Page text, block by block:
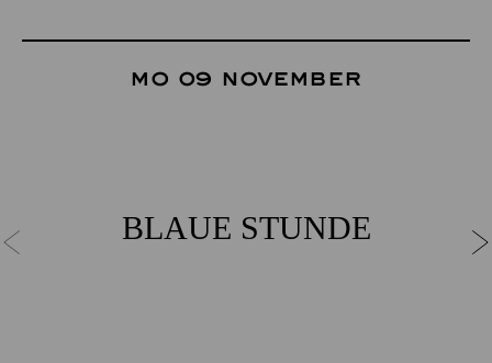
Mo 09 November
BLAUE STUNDE